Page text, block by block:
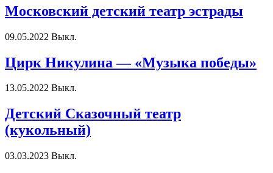
Московский детский театр эстрады
09.05.2022 Выкл.
Цирк Никулина — «Музыка победы»
13.05.2022 Выкл.
Детский Сказочный театр
(кукольный)
03.03.2023 Выкл.